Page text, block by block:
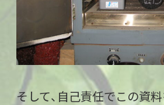
そして、自己責任でこの資